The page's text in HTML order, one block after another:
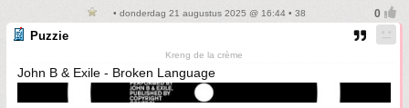
• donderdag 21 augustus 2025 @ 16:44 • 38
Puzzie
Kreng de la crème
John B & Exile - Broken Language